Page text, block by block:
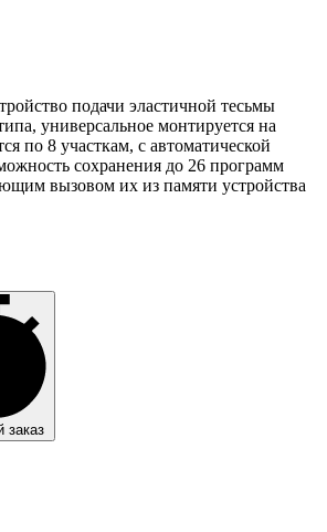
подачи эластичной тесьмы
универсальное монтируется на
по 8 участкам, с автоматической
сохранения до 26 программ
вызовом их из памяти устройства
заказ